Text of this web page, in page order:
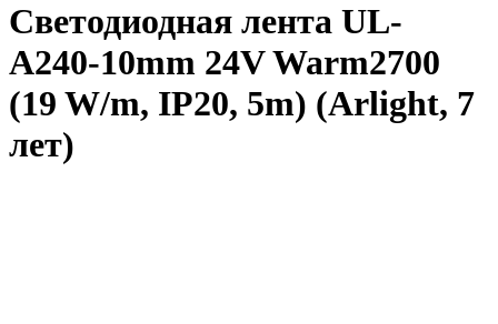
Светодиодная лента UL-
A240-10mm 24V Warm2700
(19 W/m, IP20, 5m) (Arlight, 7
лет)